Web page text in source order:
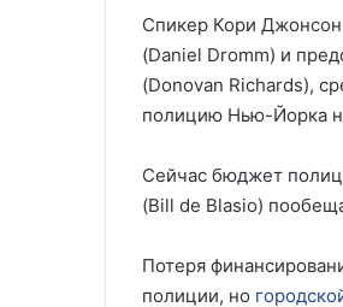
Спикер Кори
(Daniel Dromm) и
(Donovan Richards),
полицию Нью-Йорка
Сейчас бюджет
(Bill de Blasio)
Потеря
полиции, но